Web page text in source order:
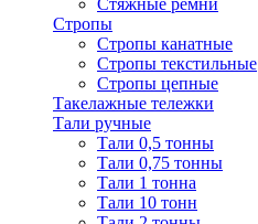
Стяжные ремни
Стропы
Стропы канатные
Стропы текстильные
Стропы цепные
Такелажные тележки
Тали ручные
Тали 0,5 тонны
Тали 0,75 тонны
Тали 1 тонна
Тали 10 тонн